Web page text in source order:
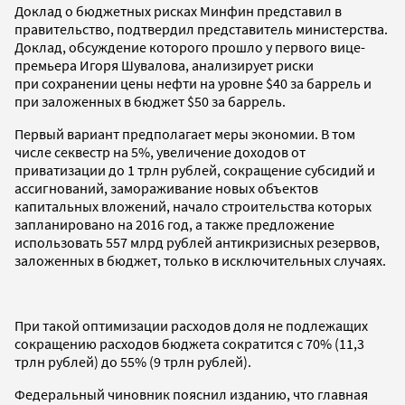
Доклад о бюджетных рисках Минфин представил в
правительство, подтвердил представитель министерства.
Доклад, обсуждение которого прошло у первого вице-
премьера Игоря Шувалова, анализирует риски
при сохранении цены нефти на уровне $40 за баррель и
при заложенных в бюджет $50 за баррель.
Первый вариант предполагает меры экономии. В том
числе секвестр на 5%, увеличение доходов от
приватизации до 1 трлн рублей, сокращение субсидий и
ассигнований, замораживание новых объектов
капитальных вложений, начало строительства которых
запланировано на 2016 год, а также предложение
использовать 557 млрд рублей антикризисных резервов,
заложенных в бюджет, только в исключительных случаях.
При такой оптимизации расходов доля не подлежащих
сокращению расходов бюджета сократится с 70% (11,3
трлн рублей) до 55% (9 трлн рублей).
Федеральный чиновник пояснил изданию, что главная